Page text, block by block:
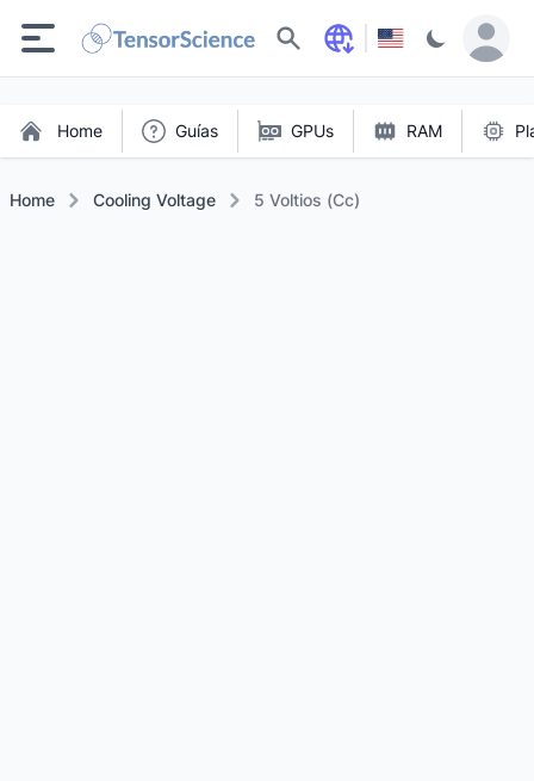
Buscar
Home Guías GPUs RAM
Home Cooling Voltage 5 Voltios (Cc)